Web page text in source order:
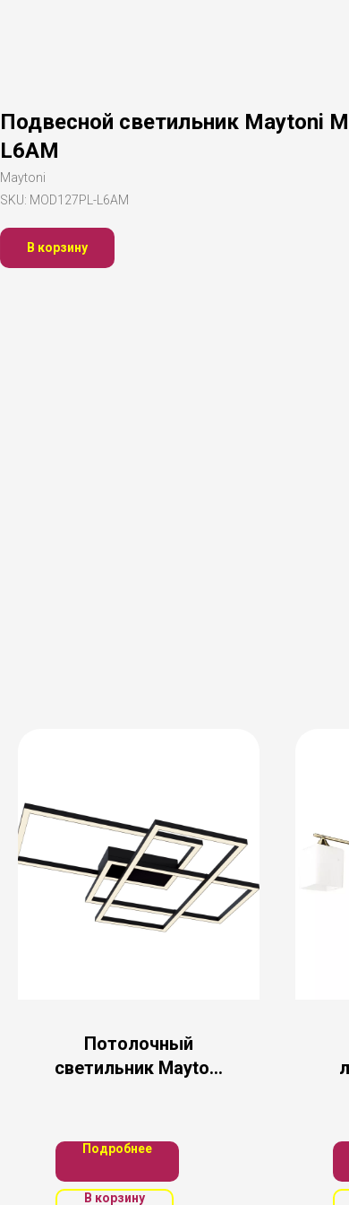
Подвесной светильник Maytoni
L6AM
Maytoni
SKU: MOD127PL-L6AM
В корзину
Потолочный
светильник Maytoni
Подробнее
В корзину